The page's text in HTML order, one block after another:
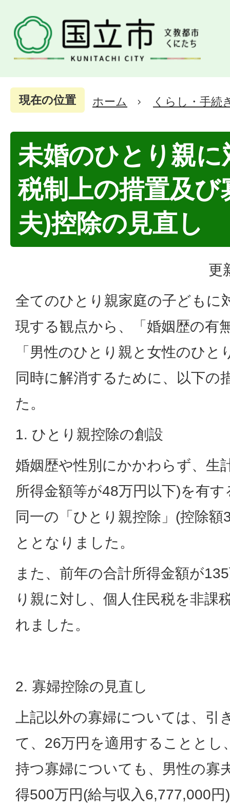
現在の位置 ホーム くらし・手続
未婚のひとり親に
税制上の措置及び
夫)控除の見直し
更
全てのひとり親家庭の子どもに
現する観点から、「婚姻歴の有
「男性のひとり親と女性のひと
同時に解消するために、以下の
た。
1. ひとり親控除の創設
婚姻歴や性別にかかわらず、生
所得金額等が48万円以下)を有
同一の「ひとり親控除」(控除
ととなりました。
また、前年の合計所得金額が
り親に対し、個人住民税を非課
れました。
2. 寡婦控除の見直し
上記以外の寡婦については、引
て、26万円を適用することとし
持つ寡婦についても、男性の寡
得500万円(給与収入6,777,000